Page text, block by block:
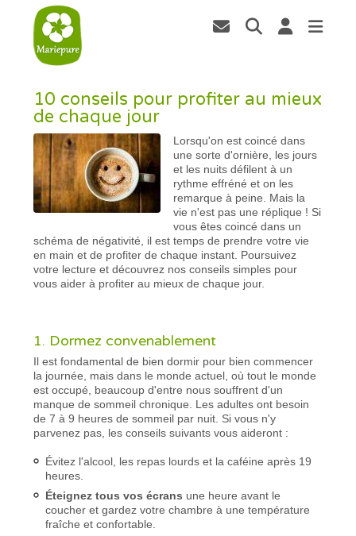
10 conseils pour profiter au mieux
de chaque jour
Lorsqu'on est coincé dans
une sorte d'ornière, les jours
et les nuits défilent à un
rythme effréné et on les
remarque à peine. Mais la
vie n'est pas une réplique ! Si
vous êtes coincé dans un
schéma de négativité, il est temps de prendre votre vie
en main et de profiter de chaque instant. Poursuivez
votre lecture et découvrez nos conseils simples pour
vous aider à profiter au mieux de chaque jour.
1. Dormez convenablement
Il est fondamental de bien dormir pour bien commencer
la journée, mais dans le monde actuel, où tout le monde
est occupé, beaucoup d'entre nous souffrent d'un
manque de sommeil chronique. Les adultes ont besoin
de 7 à 9 heures de sommeil par nuit. Si vous n'y
parvenez pas, les conseils suivants vous aideront :
Évitez l'alcool, les repas lourds et la caféine après 19
heures.
Éteignez tous vos écrans une heure avant le
coucher et gardez votre chambre à une température
fraîche et confortable.